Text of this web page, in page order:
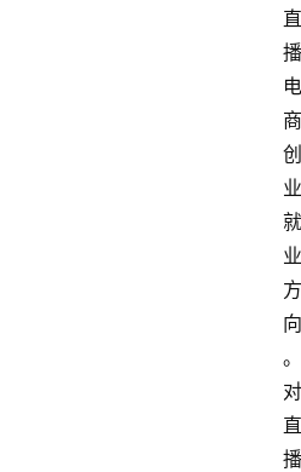
直
播
电
商
创
业
就
业
方
向
。
对
直
播